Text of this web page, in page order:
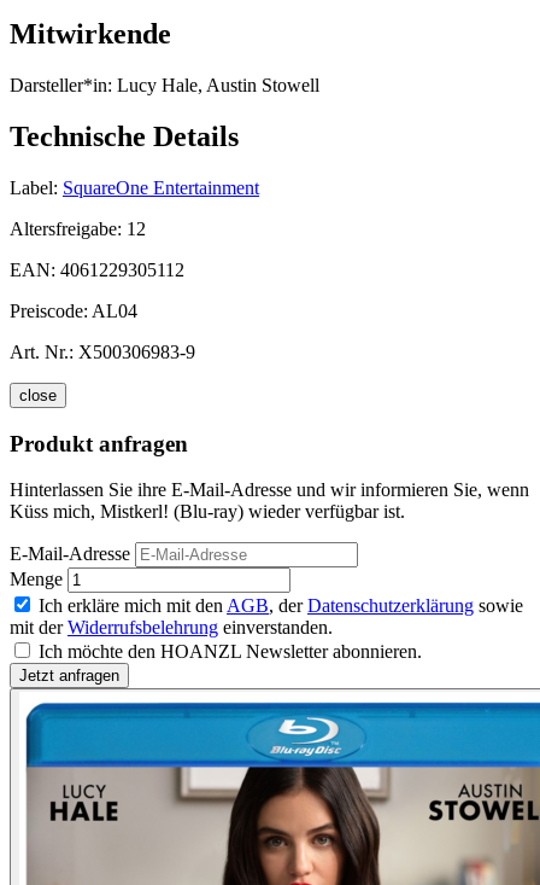
Mitwirkende
Darsteller*in: Lucy Hale, Austin Stowell
Technische Details
Label: SquareOne Entertainment
Altersfreigabe: 12
EAN: 4061229305112
Preiscode: AL04
Art. Nr.: X500306983-9
close
Produkt anfragen
Hinterlassen Sie ihre E-Mail-Adresse und wir informieren Sie, wenn
Küss mich, Mistkerl! (Blu-ray) wieder verfügbar ist.
E-Mail-Adresse
Menge
Ich erkläre mich mit den AGB, derDatenschutzerklärung sowie
mit derWiderrufsbelehrung einverstanden.
Ich möchte den HOANZL Newsletter abonnieren.